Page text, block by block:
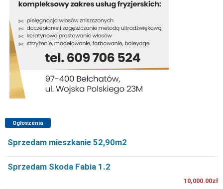
Ogłoszenia
Sprzedam mieszkanie 52,90m2
Sprzedam Skoda Fabia 1.2
10,000.00zł